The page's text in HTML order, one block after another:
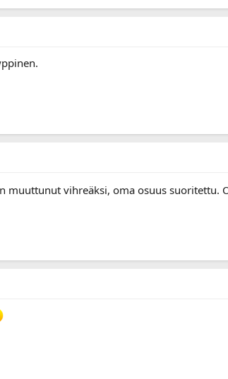
vihreäksi, oma osuus suoritettu.